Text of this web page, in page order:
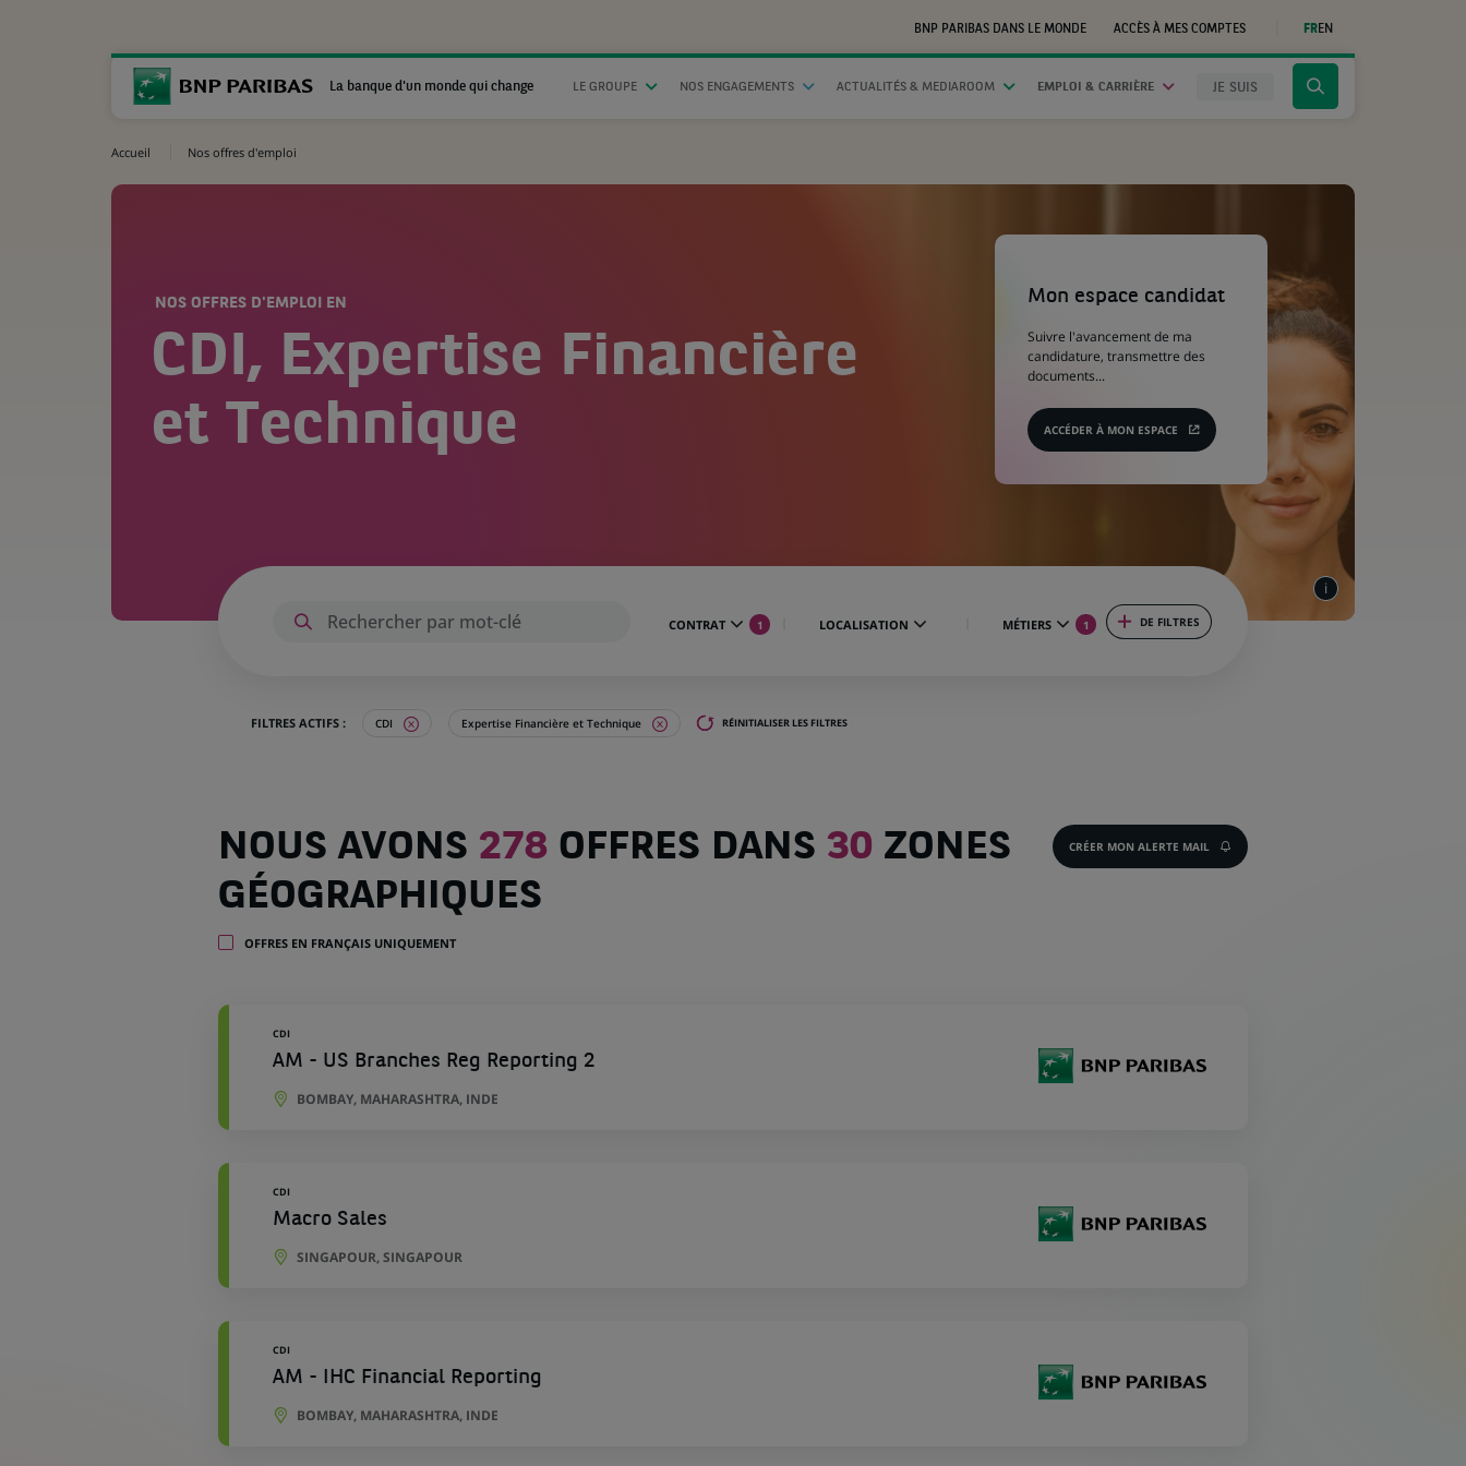
BNP PARIBAS DANS LE MONDE
ACCÈS À MES COMPTES
LIEN
DANS
UN
FREN
La banque d'un monde qui change LE GROUPE NOS ENGAGEMENTS ACTUALITÉS & MEDIAROOM EMPLOI & CARRIÈRE JE SUIS
Cliquer
moteur
Accueil Nos offres d'emploi
NOS OFFRES D'EMPLOI EN
CDI, Expertise Financière
et Technique
Mon espace candidat
Suivre l'avancement de ma
candidature, transmettre des
documents...
ACCÉDER À MON ESPACE
(Ce
s'ouvre
dans
nouvel
onglet)
CONTRAT 1 LOCALISATION MÉTIERS 1 DE FILTRES
FILTRES ACTIFS : CDI Expertise Financière et Technique RÉINITIALISER LES FILTRES
Nous
avons
278
offres
30
NOUS AVONS 278OFFRES DANS 30 ZONES
GÉOGRAPHIQUES
CRÉER MON ALERTE MAIL
OFFRES EN FRANÇAIS UNIQUEMENT
CDI
AM - US Branches Reg Reporting 2
BOMBAY, MAHARASHTRA, INDE
CDI
Macro Sales
SINGAPOUR, SINGAPOUR
CDI
AM - IHC Financial Reporting
BOMBAY, MAHARASHTRA, INDE